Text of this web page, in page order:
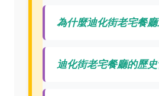
為什麼迪化街老宅餐
迪化街老宅餐廳的歷